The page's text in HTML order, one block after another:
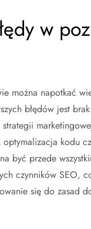
w
można napotkać
błędów jest
kodu
być przede
czynników SEO,
się do zasad